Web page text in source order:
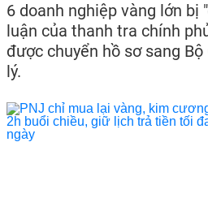
6 doanh nghiệp vàng lớn bị
luận của thanh tra chính
được chuyển hồ sơ sang
lý.